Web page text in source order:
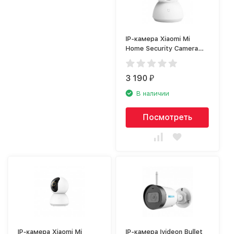
IP-камера Xiaomi Mi
Home Security Camera
360
3 190₽
В наличии
Посмотреть
IP-камера Xiaomi Mi IP-камера Ivideon Bullet